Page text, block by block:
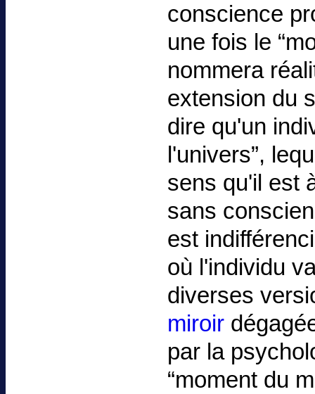
conscience
une fois le
nommera
extension du
dire qu'un
l'univers”,
sens qu'il est
sans
est
où l'individu
diverses
miroir
par la
“moment du